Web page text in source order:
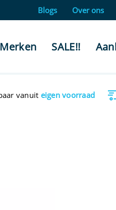
Blogs Over ons
Merken SALE!!
vanuit eigen voorraad